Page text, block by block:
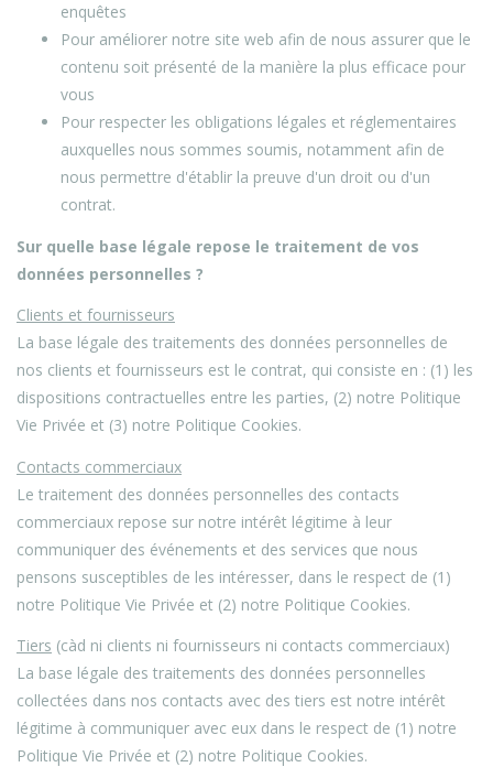
enquêtes
Pour améliorer notre site web afin de nous assurer que le
contenu soit présenté de la manière la plus efficace pour
vous
Pour respecter les obligations légales et réglementaires
auxquelles nous sommes soumis, notamment afin de
nous permettre d'établir la preuve d'un droit ou d'un
contrat.
Sur quelle base légale repose le traitement de vos
données personnelles ?
Clients et fournisseurs
La base légale des traitements des données personnelles de
nos clients et fournisseurs est le contrat, qui consiste en : (1) les
dispositions contractuelles entre les parties, (2) notre Politique
Vie Privée et (3) notre Politique Cookies.
Contacts commerciaux
Le traitement des données personnelles des contacts
commerciaux repose sur notre intérêt légitime à leur
communiquer des événements et des services que nous
pensons susceptibles de les intéresser, dans le respect de (1)
notre Politique Vie Privée et (2) notre Politique Cookies.
Tiers (càd ni clients ni fournisseurs ni contacts commerciaux)
La base légale des traitements des données personnelles
collectées dans nos contacts avec des tiers est notre intérêt
légitime à communiquer avec eux dans le respect de (1) notre
Politique Vie Privée et (2) notre Politique Cookies.